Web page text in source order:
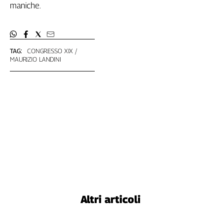
TAG:
CONGRESSO XIX
MAURIZIO LANDINI
maniche.
Altri articoli